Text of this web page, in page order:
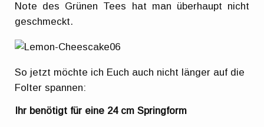
Note des Grünen Tees hat man überhaupt nicht
geschmeckt.
So jetzt möchte ich Euch auch nicht länger auf die
Folter spannen:
Ihr benötigt für eine 24 cm Springform